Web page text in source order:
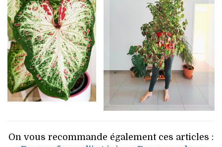
On vous recommande également ces articles :